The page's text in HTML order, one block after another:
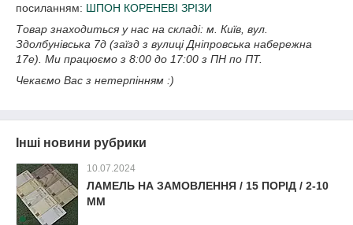
посиланням: ШПОН КОРЕНЕВІ ЗРІЗИ
Товар знаходиться у нас на складі: м. Київ, вул.
Здолбунівська 7д (заїзд з вулиці Дніпровська набережна
17е). Ми працюємо з 8:00 до 17:00 з ПН по ПТ.
Чекаємо Вас з нетерпінням :)
Інші новини рубрики
10.07.2024
ЛАМЕЛЬ НА ЗАМОВЛЕННЯ / 15 ПОРІД / 2-10
ММ